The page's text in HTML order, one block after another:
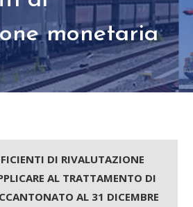
monetaria
DI RIVALUTAZIONE
AL TRATTAMENTO DI
AL 31 DICEMBRE